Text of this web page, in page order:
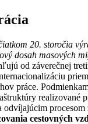
20. storočia
dosah masových
od záverečnej
práce.
realizované
odvíjajúcim procesom
cestovných